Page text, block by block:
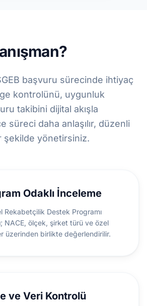
başvuru sürecinde ihtiyaç
kontrolünü, uygunluk
takibini dijital akışla
süreci daha anlaşılır, düzenli
şekilde yönetirsiniz.
Odaklı İnceleme
Rekabetçilik Destek Programı
NACE, ölçek, şirket türü ve özel
üzerinden birlikte değerlendirilir.
ve Veri Kontrolü